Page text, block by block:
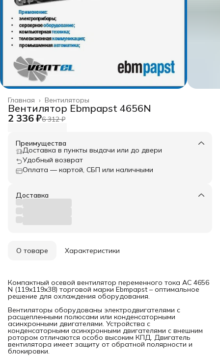
Вентиляторы
Главная ›
Вентилятор Ebmpapst 4656N
2 336 ₽6 312 ₽
Преимущества
Доставка в пункты выдачи или до двери
Удобный возврат
Оплата — картой, СБП или наличными
Доставка
О товаре Характеристики
Компактный осевой вентилятор переменного тока AC 4656
N (119x119x38) торговой марки Ebmpapst – оптимальное
решение для охлаждения оборудования.
Вентиляторы оборудованы электродвигателями с
расщепленными полюсами или конденсаторными
асинхронными двигателями. Устройства с
конденсаторными асинхронными двигателями с внешним
ротором отличаются особо высоким КПД. Двигатель
вентилятора имеет защиту от обратной полярности и
блокировки.